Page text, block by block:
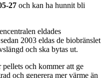
27 och kan ha hunnit bli
eldades
2003 eldas de biobränslet
och ska bytas ut.
och kommer att ge
och generera mer värme än